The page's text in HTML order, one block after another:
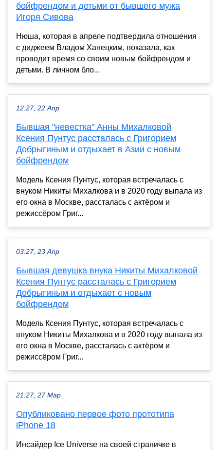
бойфрендом и детьми от бывшего мужа
Игоря Сивова
Нюша, которая в апреле подтвердила отношения
с диджеем Владом Ханецким, показала, как
проводит время со своим новым бойфрендом и
детьми. В личном бло...
12:27, 22 Апр
Бывшая "невестка" Анны Михалковой
Ксения Пунтус рассталась с Григорием
Добрыгиным и отдыхает в Азии с новым
бойфрендом
Модель Ксения Пунтус, которая встречалась с
внуком Никиты Михалкова и в 2020 году выпала из
его окна в Москве, рассталась с актёром и
режиссёром Григ...
03:27, 23 Апр
Бывшая девушка внука Никиты Михалковой
Ксения Пунтус рассталась с Григорием
Добрыгиным и отдыхает с новым
бойфрендом
Модель Ксения Пунтус, которая встречалась с
внуком Никиты Михалкова и в 2020 году выпала из
его окна в Москве, рассталась с актёром и
режиссёром Григ...
21:27, 27 Мар
Опубликовано первое фото прототипа
iPhone 18
Инсайдер Ice Universe на своей страничке в